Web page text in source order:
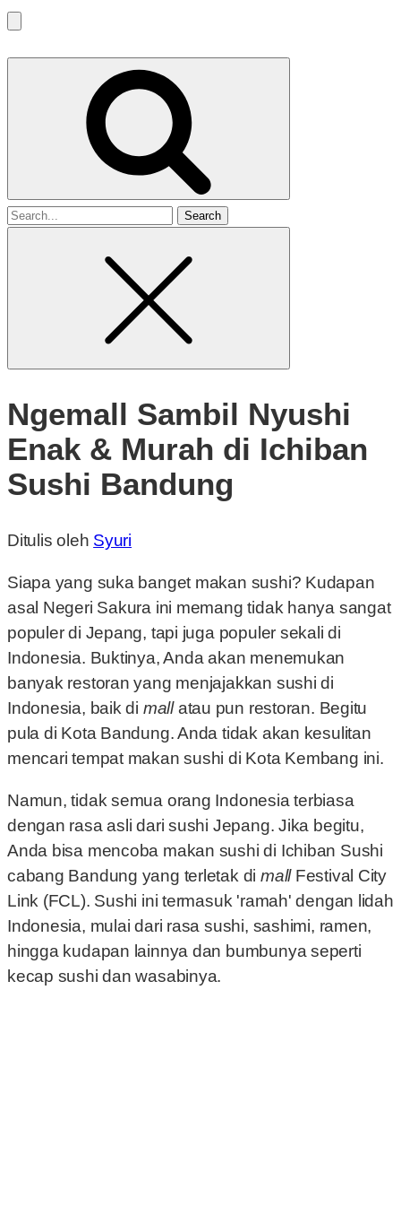
Search
Ngemall Sambil Nyushi
Enak & Murah di Ichiban
Sushi Bandung
Ditulis oleh Syuri
Siapa yang suka banget makan sushi? Kudapan
asal Negeri Sakura ini memang tidak hanya sangat
populer di Jepang, tapi juga populer sekali di
Indonesia. Buktinya, Anda akan menemukan
banyak restoran yang menjajakkan sushi di
Indonesia, baik di mallatau pun restoran. Begitu
pula di Kota Bandung. Anda tidak akan kesulitan
mencari tempat makan sushi di Kota Kembang ini.
Namun, tidak semua orang Indonesia terbiasa
dengan rasa asli dari sushi Jepang. Jika begitu,
Anda bisa mencoba makan sushi di Ichiban Sushi
cabang Bandung yang terletak di mall Festival City
Link (FCL). Sushi ini termasuk 'ramah' dengan lidah
Indonesia, mulai dari rasa sushi, sashimi, ramen,
hingga kudapan lainnya dan bumbunya seperti
kecap sushi dan wasabinya.